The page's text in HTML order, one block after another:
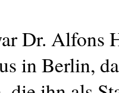
Dr. Alfons
in Berlin,